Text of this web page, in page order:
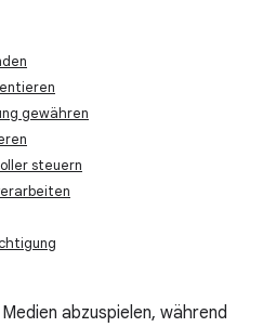
gewähren
steuern
abzuspielen, während